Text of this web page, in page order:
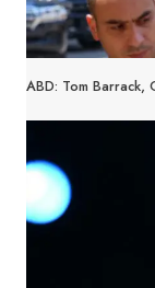
ABD: Tom Barrack,